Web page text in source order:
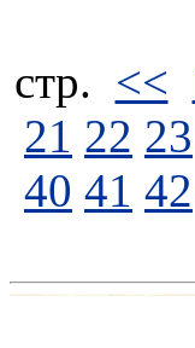
стp. <<
21 22 23
40 41 42